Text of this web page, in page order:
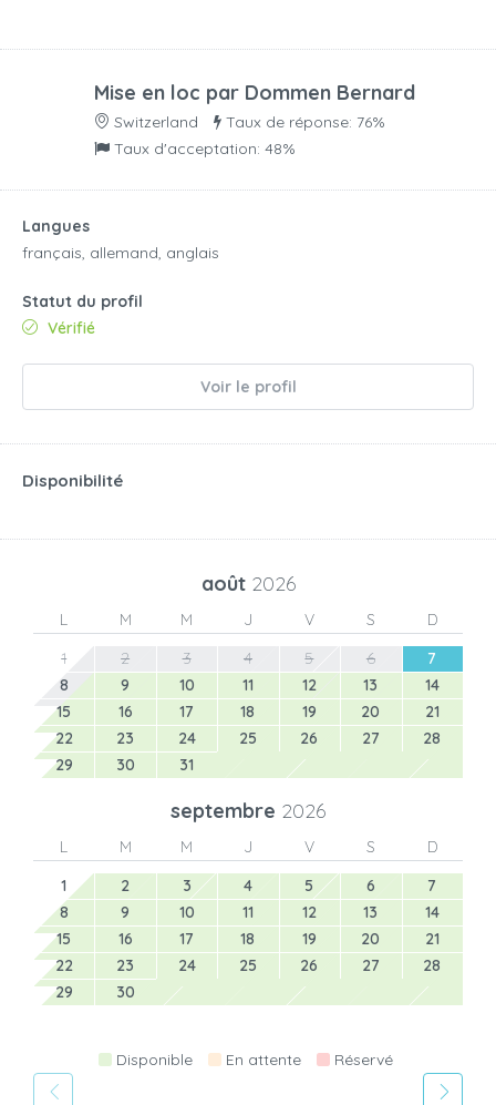
Mise en loc par Dommen Bernard
Switzerland
Taux de réponse: 76%
Taux d'acceptation: 48%
Langues
français, allemand, anglais
Statut du profil
Vérifié
Voir le profil
Disponibilité
août 2026
L M M J V S
D
1
2 3 4 5 6
7
8
9 10 11 12 13
14
15
16 17 18 19 20
21
22
23 24 25 26 27
28
29
30 31
septembre 2026
L M M J V S
D
1
2 3 4 5 6
7
8
9 10 11 12 13
14
15
16 17 18 19 20
21
22
23 24 25 26 27
28
29
30
Disponible En attente Réservé